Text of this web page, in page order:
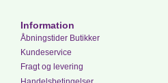
Information
Åbningstider Butikker
Kundeservice
Fragt og levering